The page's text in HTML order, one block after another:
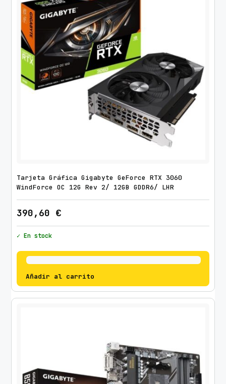
Tarjeta Gráfica Gigabyte GeForce RTX 3060
WindForce OC 12G Rev 2/ 12GB GDDR6/ LHR
390,60 €
✓ En stock
Añadir al carrito